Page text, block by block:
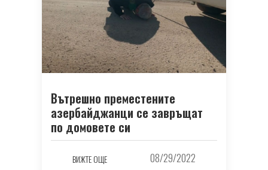
Вътрешно преместените
азербайджанци се завръщат
по домовете си
ВИЖТЕ ОЩЕ 08/29/2022